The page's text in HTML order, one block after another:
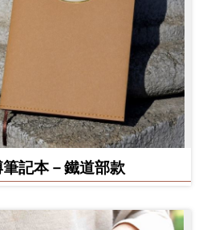
記本－鐵道部款